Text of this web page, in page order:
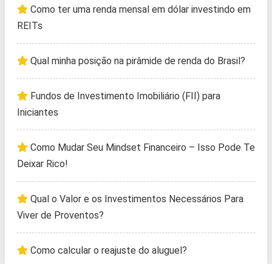
Como ter uma renda mensal em dólar investindo em
REITs
Qual minha posição na pirâmide de renda do Brasil?
Fundos de Investimento Imobiliário (FII) para
Iniciantes
Como Mudar Seu Mindset Financeiro – Isso Pode Te
Deixar Rico!
Qual o Valor e os Investimentos Necessários Para
Viver de Proventos?
Como calcular o reajuste do aluguel?